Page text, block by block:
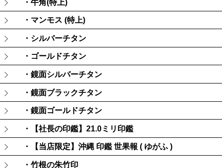
・牛角(特上)
・マンモス (特上)
・シルバーチタン
・ゴールドチタン
・鏡面シルバーチタン
・鏡面ブラックチタン
・鏡面ゴールドチタン
・【社長の印鑑】21.0ミリ印鑑
・【当店限定】沖縄 印鑑 世果報 ( ゆがふ )
・竹根の朱竹印